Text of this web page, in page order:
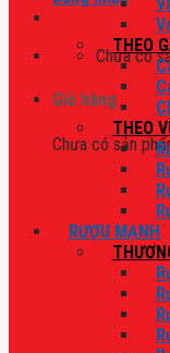
Chưa có
Giỏ hàng
Chưa có sản
THEO
THEO
RƯỢU MẠNH